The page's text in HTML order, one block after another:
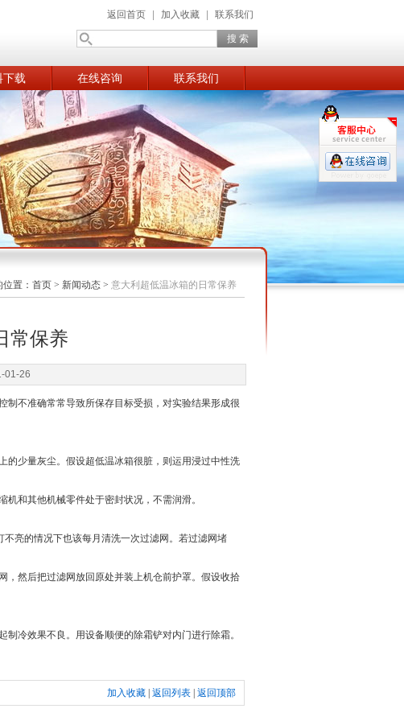
返回首页 加入收藏 联系我们
下载 在线咨询 联系我们
置： 首页 > 新闻动态 > 意大利超低温冰箱的日常保养
常保养
01-26
制不准确常常导致所保存目标受损，对实验结果形成很
少量灰尘。假设超低温冰箱很脏，则运用浸过中性洗
和其他机械零件处于密封状况，不需润滑。
不亮的情况下也该每月清洗一次过滤网。若过滤网堵
然后把过滤网放回原处并装上机仓前护罩。假设收拾
冷效果不良。用设备顺便的除霜铲对内门进行除霜。
加入收藏 返回列表 返回顶部